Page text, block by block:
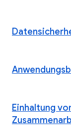
Einhaltung